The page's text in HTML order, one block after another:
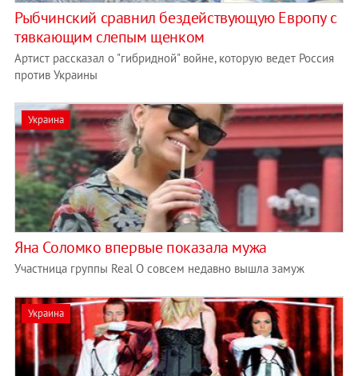
Рыбчинский сравнил бездействующую Европу с
тявкающим слепым щенком
Артист рассказал о "гибридной" войне, которую ведет Россия
против Украины
Украина
Яна Соломко впервые показала мужа
Участница группы Real O совсем недавно вышла замуж
Украина